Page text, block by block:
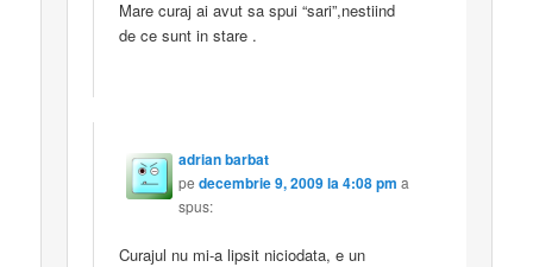
Mare curaj ai avut sa spui “sari”,nestiind
de ce sunt in stare .
adrian barbat
pedecembrie 9, 2009 la 4:08 pm a
spus:
Curajul nu mi-a lipsit niciodata, e un